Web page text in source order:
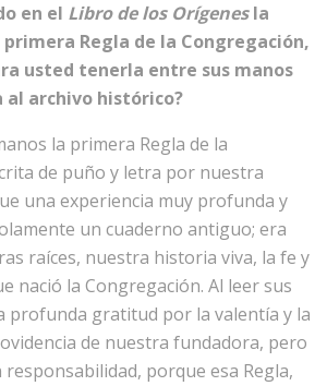
en el Libro de los Orígenesla
Regla de la Congregación,
usted tenerla entre sus manos
archivo histórico?
la primera Regla de la
de puño y letra por nuestra
una experiencia muy profunda y
un cuaderno antiguo; era
raíces, nuestra historia viva, la fe y
nació la Congregación. Al leer sus
profunda gratitud por la valentía y la
de nuestra fundadora, pero
porque esa Regla,